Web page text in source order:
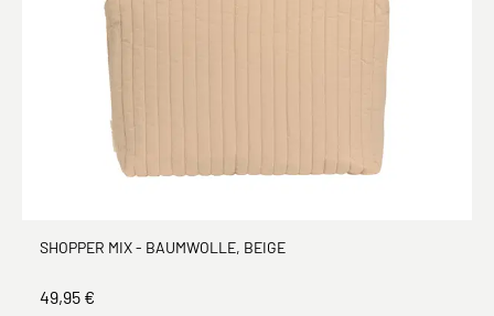
SHOPPER MIX - BAUMWOLLE, BEIGE
49,95 €